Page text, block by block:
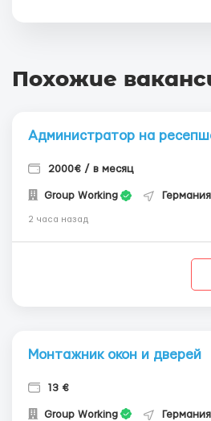
Похожие
Администратор на
2000€ / в месяц
Group Working
2 часа назад
Монтажник окон и дверей
13 €
Group Working